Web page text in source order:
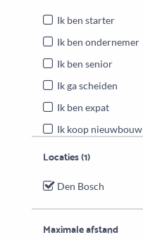
Ik ben starter
Ik ben ondernemer
Ik ben senior
Ik ga scheiden
Ik ben expat
Ik koop nieuwbouw
Locaties(1)
Den Bosch
Maximale afstand